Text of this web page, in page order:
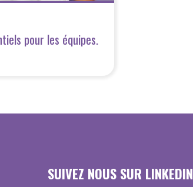
pour les équipes.
SUIVEZ NOUS SUR LINKEDIN